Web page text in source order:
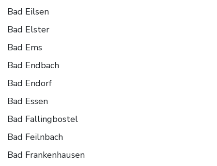
Bad Eilsen
Bad Elster
Bad Ems
Bad Endbach
Bad Endorf
Bad Essen
Bad Fallingbostel
Bad Feilnbach
Bad Frankenhausen